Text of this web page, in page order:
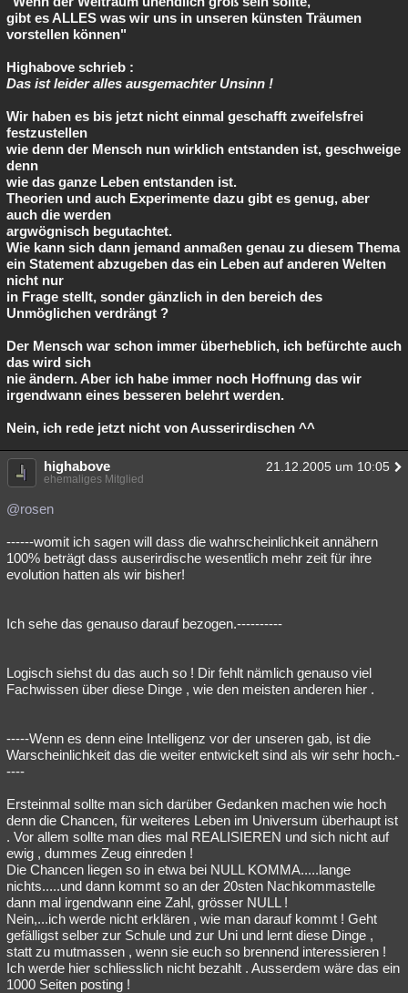
gibt es ALLES was wir uns in unseren künsten Träumen
vorstellen können"
Highabove schrieb :
Das ist leider alles ausgemachter Unsinn !
Wir haben es bis jetzt nicht einmal geschafft zweifelsfrei
festzustellen
wie denn der Mensch nun wirklich entstanden ist, geschweige
denn
wie das ganze Leben entstanden ist.
Theorien und auch Experimente dazu gibt es genug, aber
auch die werden
argwögnisch begutachtet.
Wie kann sich dann jemand anmaßen genau zu diesem Thema
ein Statement abzugeben das ein Leben auf anderen Welten
nicht nur
in Frage stellt, sonder gänzlich in den bereich des
Unmöglichen verdrängt ?
Der Mensch war schon immer überheblich, ich befürchte auch
das wird sich
nie ändern. Aber ich habe immer noch Hoffnung das wir
irgendwann eines besseren belehrt werden.
Nein, ich rede jetzt nicht von Ausserirdischen ^^
highabove 21.12.2005 um 10:05
ehemaliges Mitglied
@rosen
------womit ich sagen will dass die wahrscheinlichkeit annähern
100% beträgt dass auserirdische wesentlich mehr zeit für ihre
evolution hatten als wir bisher!
Ich sehe das genauso darauf bezogen.----------
Logisch siehst du das auch so ! Dir fehlt nämlich genauso viel
Fachwissen über diese Dinge , wie den meisten anderen hier .
-----Wenn es denn eine Intelligenz vor der unseren gab, ist die
Warscheinlichkeit das die weiter entwickelt sind als wir sehr hoch.-
----
Ersteinmal sollte man sich darüber Gedanken machen wie hoch
denn die Chancen, für weiteres Leben im Universum überhaupt ist
. Vor allem sollte man dies mal REALISIEREN und sich nicht auf
ewig , dummes Zeug einreden !
Die Chancen liegen so in etwa bei NULL KOMMA.....lange
nichts.....und dann kommt so an der 20sten Nachkommastelle
dann mal irgendwann eine Zahl, grösser NULL !
Nein,...ich werde nicht erklären , wie man darauf kommt ! Geht
gefälligst selber zur Schule und zur Uni und lernt diese Dinge ,
statt zu mutmassen , wenn sie euch so brennend interessieren !
Ich werde hier schliesslich nicht bezahlt . Ausserdem wäre das ein
1000 Seiten posting !